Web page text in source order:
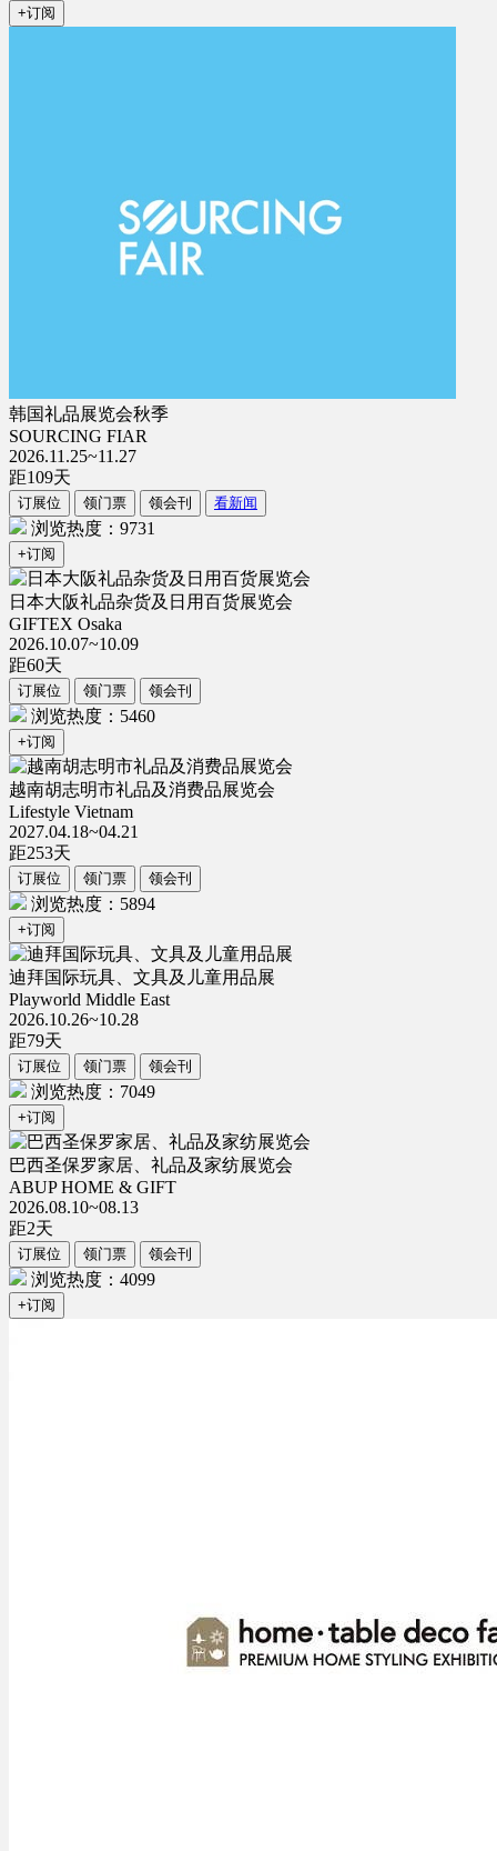
+订阅
韩国礼品展览会秋季
SOURCING FIAR
2026.11.25~11.27
距109天
订展位 领门票 领会刊 看新闻
浏览热度：9731
+订阅
日本大阪礼品杂货及日用百货展览会
GIFTEX Osaka
2026.10.07~10.09
距60天
订展位 领门票 领会刊
浏览热度：5460
+订阅
越南胡志明市礼品及消费品展览会
Lifestyle Vietnam
2027.04.18~04.21
距253天
订展位 领门票 领会刊
浏览热度：5894
+订阅
迪拜国际玩具、文具及儿童用品展
Playworld Middle East
2026.10.26~10.28
距79天
订展位 领门票 领会刊
浏览热度：7049
+订阅
巴西圣保罗家居、礼品及家纺展览会
ABUP HOME & GIFT
2026.08.10~08.13
距2天
订展位 领门票 领会刊
浏览热度：4099
+订阅